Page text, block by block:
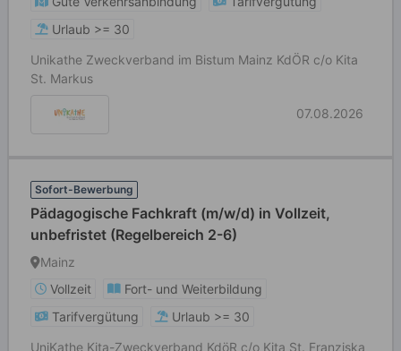
Urlaub >= 30
Unikathe Zweckverband im Bistum Mainz KdÖR c/o Kita
St. Markus
07.08.2026
Sofort-Bewerbung
Pädagogische Fachkraft (m/w/d) in Vollzeit,
unbefristet (Regelbereich 2-6)
Mainz
Vollzeit
Fort- und Weiterbildung
Tarifvergütung
Urlaub >= 30
UniKathe Kita-Zweckverband KdöR c/o Kita St. Franziska